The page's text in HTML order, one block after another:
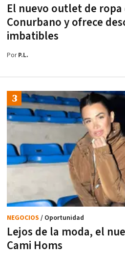
El nuevo outlet de
Conurbano y ofrece
imbatibles
PorP.L.
Lejos de la moda, el
Cami Homs
NEGOCIOS / Oportunidad